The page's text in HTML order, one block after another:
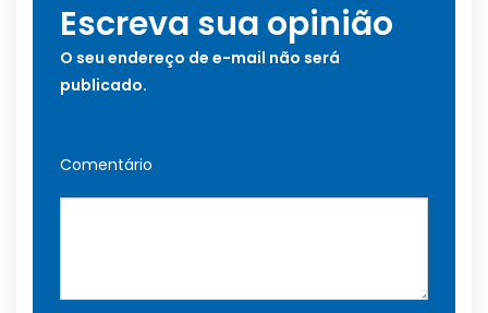
Escreva sua opinião
O seu endereço de e-mail não será
publicado.
Comentário